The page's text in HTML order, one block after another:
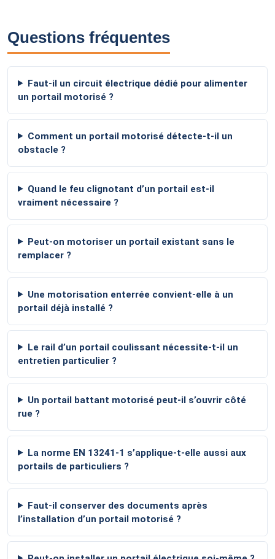
Questions fréquentes
Faut-il un circuit électrique dédié pour alimenter
un portail motorisé ?
Comment un portail motorisé détecte-t-il un
obstacle ?
Quand le feu clignotant d’un portail est-il
vraiment nécessaire ?
Peut-on motoriser un portail existant sans le
remplacer ?
Une motorisation enterrée convient-elle à un
portail déjà installé ?
Le rail d’un portail coulissant nécessite-t-il un
entretien particulier ?
Un portail battant motorisé peut-il s’ouvrir côté
rue ?
La norme EN 13241-1 s’applique-t-elle aussi aux
portails de particuliers ?
Faut-il conserver des documents après
l’installation d’un portail motorisé ?